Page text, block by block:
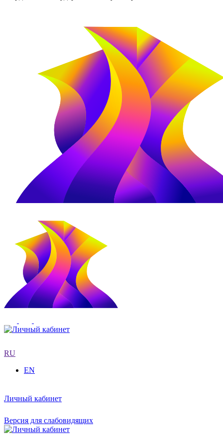
RU
EN
Личный кабинет
Версия для слабовидящих